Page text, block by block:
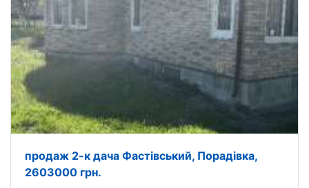
продаж 2-к дача Фастівський, Порадівка,
2603000 грн.